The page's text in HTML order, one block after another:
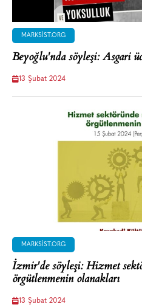
MARKSIST.ORG
Beyoğlu'nda söyleşi: Asgari
13 Şubat 2024
MARKSIST.ORG
İzmir'de söyleşi: Hizmet
örgütlenmenin olanakları
13 Şubat 2024